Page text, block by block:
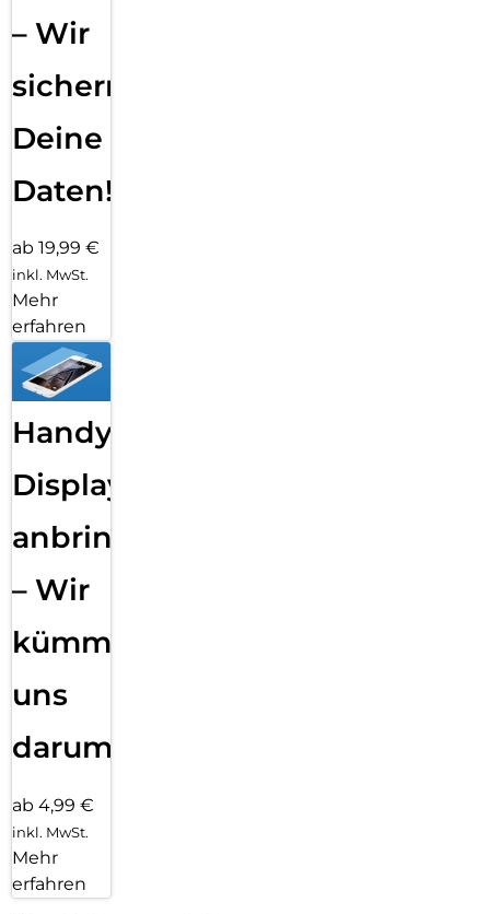
– Wir
sichern
Deine
Daten!
ab 19,99 €
inkl. MwSt.
Mehr
erfahren
Handy
Displayfolie
anbringen
– Wir
kümmern
uns
darum!
ab 4,99 €
inkl. MwSt.
Mehr
erfahren